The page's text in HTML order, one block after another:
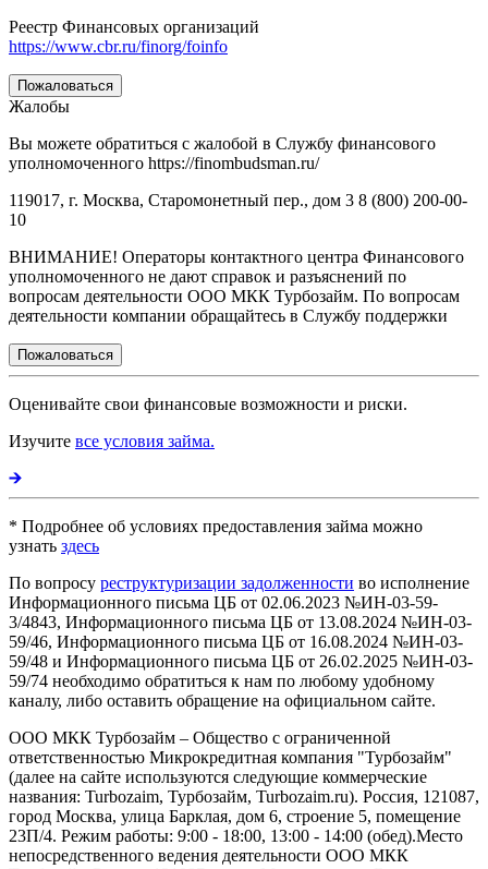
Реестр Финансовых организаций
https://www.cbr.ru/finorg/foinfo
Пожаловаться
Жалобы
Вы можете обратиться с жалобой в Службу финансового
уполномоченного https://finombudsman.ru/
119017, г. Москва, Старомонетный пер., дом 3 8 (800) 200-00-
10
ВНИМАНИЕ! Операторы контактного центра Финансового
уполномоченного не дают справок и разъяснений по
вопросам деятельности ООО МКК Турбозайм. По вопросам
деятельности компании обращайтесь в Службу поддержки
Пожаловаться
Оценивайте свои финансовые возможности и риски.
Изучите все условия займа.
* Подробнее об условиях предоставления займа можно
узнать здесь
По вопросу реструктуризации задолженности во исполнение
Информационного письма ЦБ от 02.06.2023 №ИН-03-59-
3/4843, Информационного письма ЦБ от 13.08.2024 №ИН-03-
59/46, Информационного письма ЦБ от 16.08.2024 №ИН-03-
59/48 и Информационного письма ЦБ от 26.02.2025 №ИН-03-
59/74 необходимо обратиться к нам по любому удобному
каналу, либо оставить обращение на официальном сайте.
ООО МКК Турбозайм – Общество с ограниченной
ответственностью Микрокредитная компания "Турбозайм"
(далее на сайте используются следующие коммерческие
названия: Turbozaim, Турбозайм, Turbozaim.ru). Россия, 121087,
город Москва, улица Барклая, дом 6, строение 5, помещение
23П/4. Режим работы: 9:00 - 18:00, 13:00 - 14:00 (обед).Место
непосредственного ведения деятельности ООО МКК